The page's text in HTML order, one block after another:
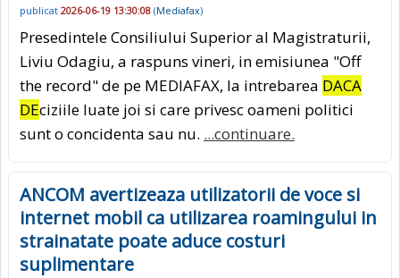
publicat 2026-06-19 13:30:08 (Mediafax)
Presedintele Consiliului Superior al Magistraturii,
Liviu Odagiu, a raspuns vineri, in emisiunea "Off
the record" de pe MEDIAFAX, la intrebarea DACA
DEciziile luate joi si care privesc oameni politici
sunt o concidenta sau nu. ...continuare.
ANCOM avertizeaza utilizatorii de voce si
internet mobil ca utilizarea roamingului in
strainatate poate aduce costuri
suplimentare